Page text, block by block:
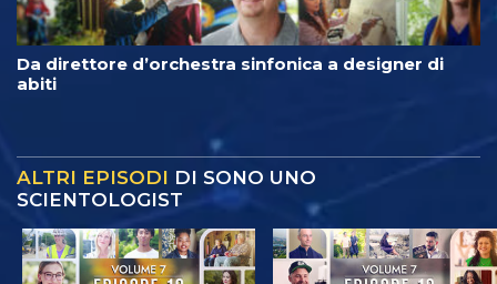
Da direttore d’orchestra sinfonica a designer di
abiti
ALTRI EPISODI DI SONO UNO
SCIENTOLOGIST